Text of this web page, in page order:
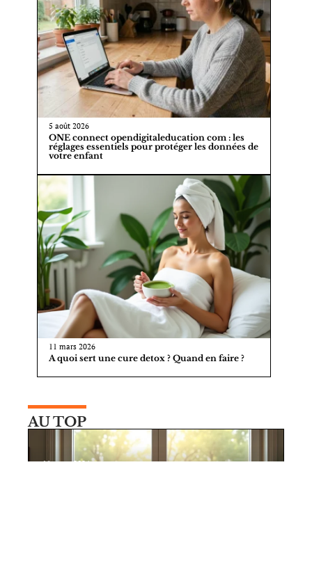
5 août 2026
ONE connect opendigitaleducation com : les
réglages essentiels pour protéger les données de
votre enfant
11 mars 2026
A quoi sert une cure detox ? Quand en faire ?
AU TOP
11 mars 2026